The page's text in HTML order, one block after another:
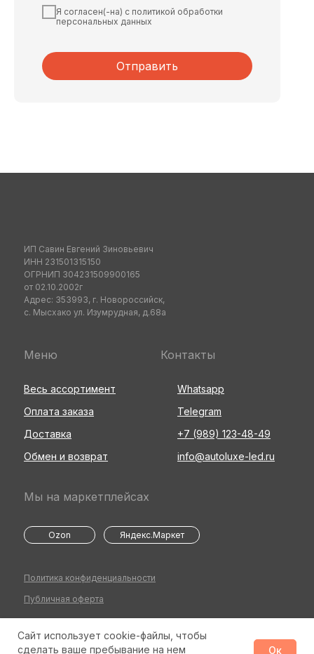
Я согласен(-на) с политикой обработки
персональных данных
Отправить
ИП Савин Евгений Зиновьевич
ИНН 231501315150
ОГРНИП 304231509900165
от 02.10.2002г
Адрес: 353993, г. Новороссийск,
с. Мысхако ул. Изумрудная, д.68а
©2026 Все права защищены
Политика конфиденциальности
Публичная оферта
Разработка сайта
Обмен и возврат
Доставка
Оплата заказа
info@autoluxe-led.ru
Меню
Мы на маркетплейсах
Контакты
+7 (989) 123-48-49
Telegram
Весь ассортимент Whatsapp
Ozon Яндекс.Маркет
Сайт использует cookie-файлы, чтобы
сделать ваше пребывание на нем
Ок